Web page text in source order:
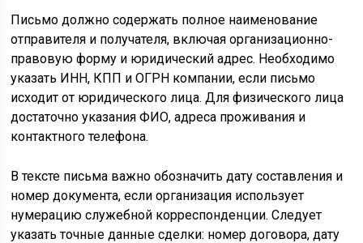
Письмо должно содержать полное наименование
отправителя и получателя, включая организационно-
правовую форму и юридический адрес. Необходимо
указать ИНН, КПП и ОГРН компании, если письмо
исходит от юридического лица. Для физического лица
достаточно указания ФИО, адреса проживания и
контактного телефона.
В тексте письма важно обозначить дату составления и
номер документа, если организация использует
нумерацию служебной корреспонденции. Следует
указать точные данные сделки: номер договора, дату